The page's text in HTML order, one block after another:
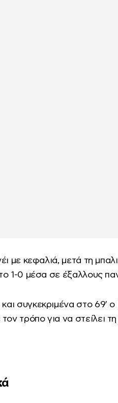
με κεφαλιά, μετά τη
το 1-0 μέσα σε έξαλλους
συγκεκριμένα στο 69′
τρόπο για να στείλει